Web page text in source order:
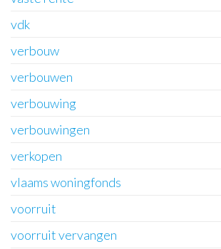
vdk
verbouw
verbouwen
verbouwing
verbouwingen
verkopen
vlaams woningfonds
voorruit
voorruit vervangen